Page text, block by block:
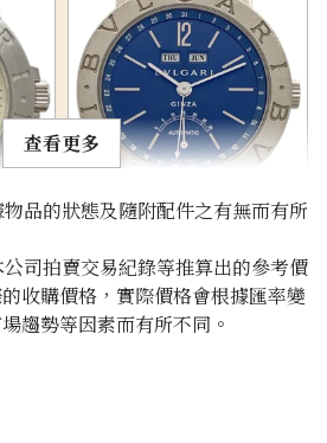
BBW38GLAC
參考回收價
HKD 49,275.95
查看更多
品的狀態及隨附配件之有無而有所
司拍賣交易紀錄等推算出的參考價
收購價格，實際價格會根據匯率變
趨勢等因素而有所不同。